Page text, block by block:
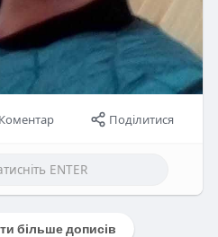
Коментар Поділитися
більше дописів